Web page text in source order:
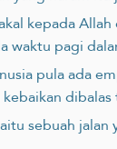
kepada
pagi
pula ada
sebuah jalan